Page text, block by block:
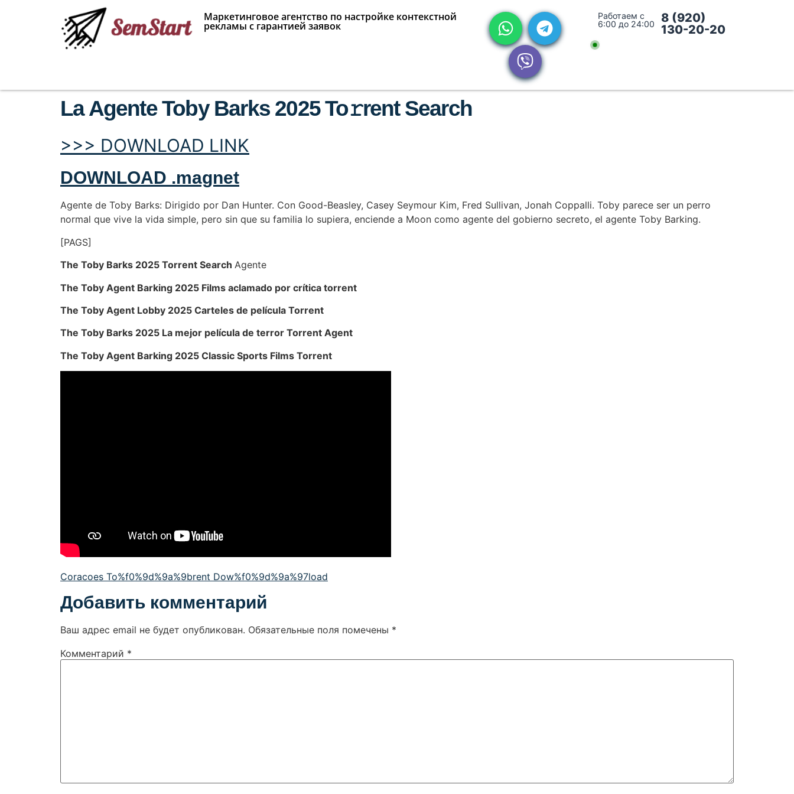
Маркетинговое агентство по настройке контекстной
рекламы с гарантией заявок
Работаем с
6:00 до 24:00
8 (920)
130-20-20
La Agente Toby Barks 2025 To𝚛rent Search
>>> DOWNLOAD LINK
DOWNLOAD .magnet
Agente de Toby Barks: Dirigido por Dan Hunter. Con Good-Beasley, Casey Seymour Kim, Fred Sullivan, Jonah Coppalli. Toby parece ser un perro
normal que vive la vida simple, pero sin que su familia lo supiera, enciende a Moon como agente del gobierno secreto, el agente Toby Barking.
[PAGS]
The Toby Barks 2025 Torrent Search Agente
The Toby Agent Barking 2025 Films aclamado por crítica torrent
The Toby Agent Lobby 2025 Carteles de película Torrent
The Toby Barks 2025 La mejor película de terror Torrent Agent
The Toby Agent Barking 2025 Classic Sports Films Torrent
Coracoes To%f0%9d%9a%9brent Dow%f0%9d%9a%97load
Добавить комментарий
Ваш адрес email не будет опубликован. Обязательные поля помечены *
Комментарий *